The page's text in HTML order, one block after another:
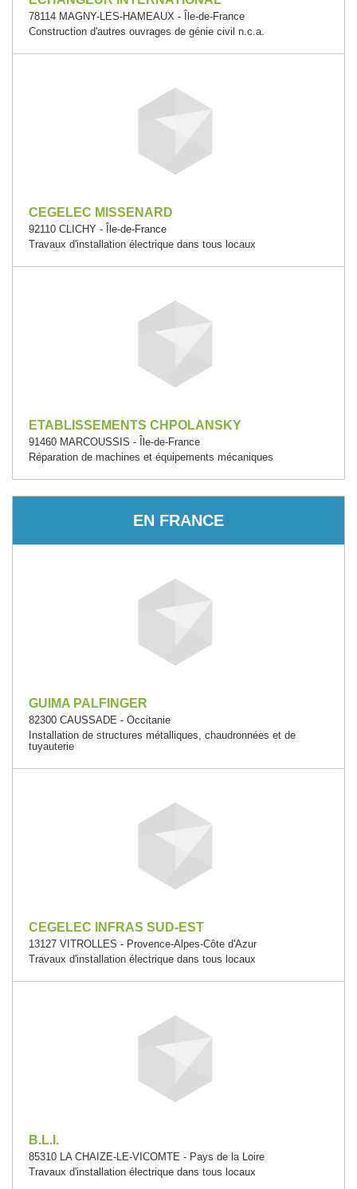
78114 MAGNY-LES-HAMEAUX - Île-de-France
Construction d'autres ouvrages de génie civil n.c.a.
CEGELEC MISSENARD
92110 CLICHY - Île-de-France
Travaux d'installation électrique dans tous locaux
ETABLISSEMENTS CHPOLANSKY
91460 MARCOUSSIS - Île-de-France
Réparation de machines et équipements mécaniques
EN FRANCE
GUIMA PALFINGER
82300 CAUSSADE - Occitanie
Installation de structures métalliques, chaudronnées et de
tuyauterie
CEGELEC INFRAS SUD-EST
13127 VITROLLES - Provence-Alpes-Côte d'Azur
Travaux d'installation électrique dans tous locaux
B.L.I.
85310 LA CHAIZE-LE-VICOMTE - Pays de la Loire
Travaux d'installation électrique dans tous locaux